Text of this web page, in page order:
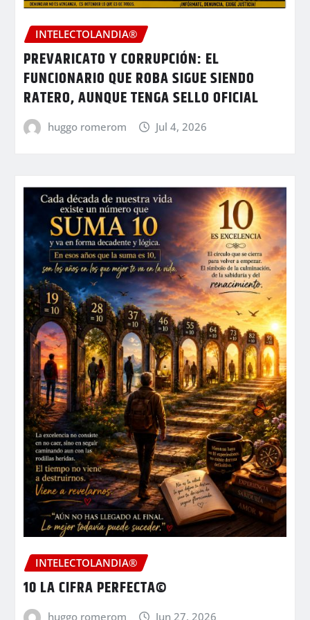
INTELECTOLANDIA®
PREVARICATO Y CORRUPCIÓN: EL
FUNCIONARIO QUE ROBA SIGUE SIENDO
RATERO, AUNQUE TENGA SELLO OFICIAL
huggo romerom Jul 4, 2026
INTELECTOLANDIA®
10 LA CIFRA PERFECTA©
huggo romerom Jun 27, 2026